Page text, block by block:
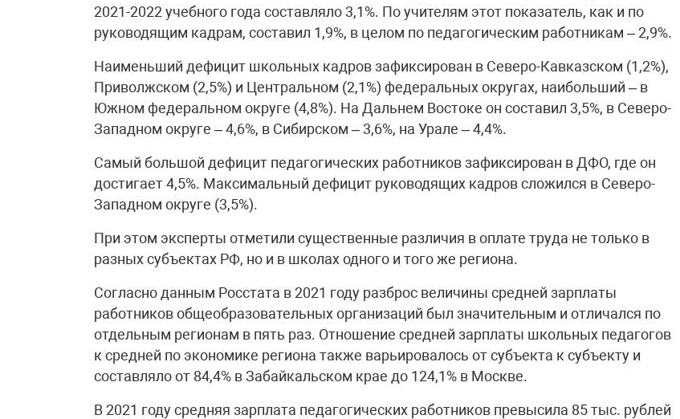
2021-2022 учебного года составляло 3,1%. По учителям этот показатель, как и по
руководящим кадрам, составил 1,9%, в целом по педагогическим работникам – 2,9%.
Наименьший дефицит школьных кадров зафиксирован в Северо-Кавказском (1,2%),
Приволжском (2,5%) и Центральном (2,1%) федеральных округах, наибольший – в
Южном федеральном округе (4,8%). На Дальнем Востоке он составил 3,5%, в Северо-
Западном округе – 4,6%, в Сибирском – 3,6%, на Урале – 4,4%.
Самый большой дефицит педагогических работников зафиксирован в ДФО, где он
достигает 4,5%. Максимальный дефицит руководящих кадров сложился в Северо-
Западном округе (3,5%).
При этом эксперты отметили существенные различия в оплате труда не только в
разных субъектах РФ, но и в школах одного и того же региона.
Согласно данным Росстата в 2021 году разброс величины средней зарплаты
работников общеобразовательных организаций был значительным и отличался по
отдельным регионам в пять раз. Отношение средней зарплаты школьных педагогов
к средней по экономике региона также варьировалось от субъекта к субъекту и
составляло от 84,4% в Забайкальском крае до 124,1% в Москве.
В 2021 году средняя зарплата педагогических работников превысила 85 тыс. рублей